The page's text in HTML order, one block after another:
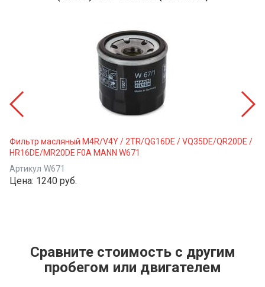
Фильтр масляный M4R/V4Y / 2TR/QG16DE / VQ35DE/QR20DE /
HR16DE/MR20DE F0A MANN W671
Артикул W671
Цена: 1240 руб.
Сравните стоимость с другим
пробегом или двигателем